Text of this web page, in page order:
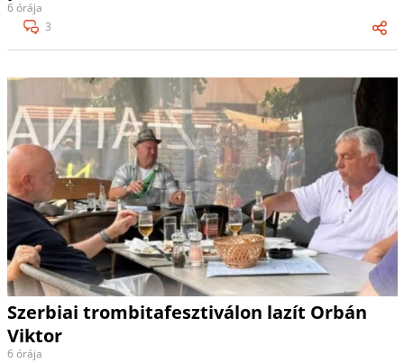
6 órája
3
Szerbiai trombitafesztiválon lazít Orbán
Viktor
6 órája